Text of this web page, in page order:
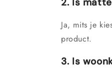
Ja, mits je
product.
3. Is